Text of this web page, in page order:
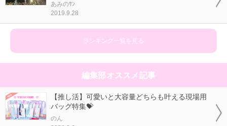
あみのｻﾝ
2019.9.28
ランキング一覧を見る
編集部オススメ記事
【推し活】可愛いと大容量どちらも叶える現場用
バッグ特集💝
のん